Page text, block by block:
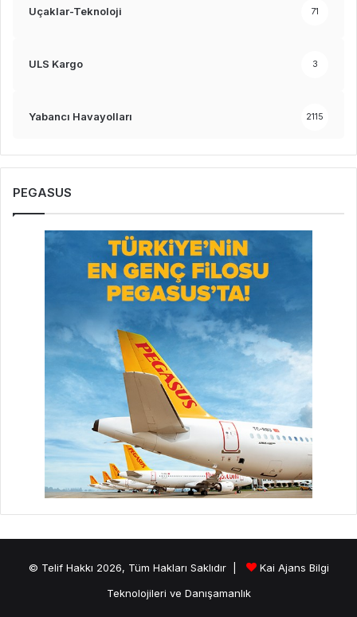
Uçaklar-Teknoloji 71
ULS Kargo 3
Yabancı Havayolları 2115
PEGASUS
© Telif Hakkı 2026, Tüm Hakları Saklıdır |
Kai Ajans Bilgi
Teknolojileri ve Danışamanlık